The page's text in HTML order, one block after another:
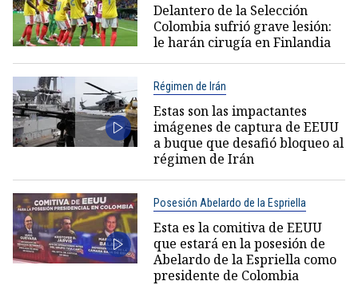
Delantero de la Selección
Colombia sufrió grave lesión:
le harán cirugía en Finlandia
Régimen de Irán
Estas son las impactantes
imágenes de captura de EEUU
a buque que desafió bloqueo al
régimen de Irán
Posesión Abelardo de la Espriella
Esta es la comitiva de EEUU
que estará en la posesión de
Abelardo de la Espriella como
presidente de Colombia